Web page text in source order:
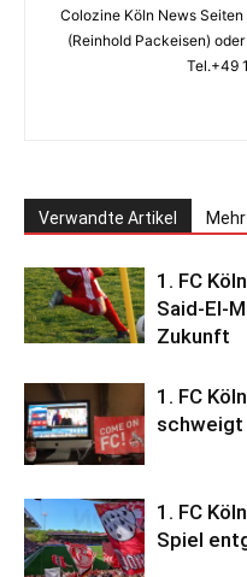
Colozine Köln News
(Reinhold Packeisen)
Tel.+49
Verwandte Artikel
1. FC
Said-El-
Zukunft
1. FC
schweigt
1. FC
Spiel